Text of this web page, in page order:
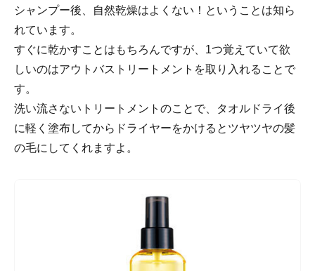
シャンプー後、自然乾燥はよくない！ということは知ら
れています。
すぐに乾かすことはもちろんですが、1つ覚えていて欲
しいのはアウトバストリートメントを取り入れることで
す。
洗い流さないトリートメントのことで、タオルドライ後
に軽く塗布してからドライヤーをかけるとツヤツヤの髪
の毛にしてくれますよ。